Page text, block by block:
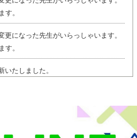
。
更になった先生がいらっしゃいます。
。
たしました。
業時間を変更いたします。
客様にはご不便をおかけいたします